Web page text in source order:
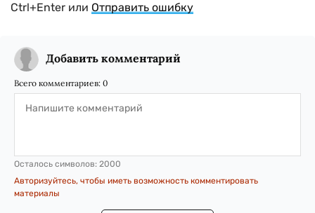
Ctrl+Enter или Отправить ошибку
Добавить комментарий
Всего комментариев: 0
Осталось символов: 2000
Авторизуйтесь, чтобы иметь возможность комментировать
материалы